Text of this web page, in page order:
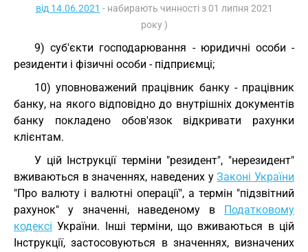
від 14.06.2021 - набирають чинності з 01 липня 2021
року )
9) суб'єкти господарювання - юридичні особи -
резиденти і фізичні особи - підприємці;
10) уповноважений працівник банку - працівник
банку, на якого відповідно до внутрішніх документів
банку покладено обов'язок відкривати рахунки
клієнтам.
У цій Інструкції терміни "резидент", "нерезидент"
вживаються в значеннях, наведених уЗаконі України
"Про валюту і валютні операції", а термін "підзвітний
рахунок" у значенні, наведеному в Податковому
кодексі України. Інші терміни, що вживаються в цій
Інструкції, застосовуються в значеннях, визначених